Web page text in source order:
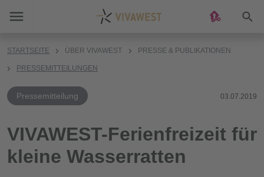
STARTSEITE ÜBER VIVAWEST PRESSE & PUBLIKATIONEN
PRESSEMITTEILUNGEN
Pressemitteilung 03.07.2019
VIVAWEST-Ferienfreizeit für
kleine Wasserratten